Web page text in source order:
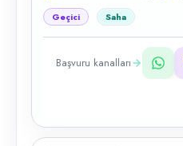
Geçici Saha
Başvuru kanalları